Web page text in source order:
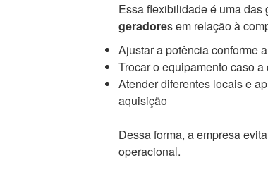
Essa flexibilidade é uma das
geradores em relação à
Ajustar a potência conforme
Trocar o equipamento caso
Atender diferentes locais e
aquisição
Dessa forma, a empresa
operacional.